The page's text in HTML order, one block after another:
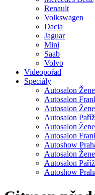
Renault
Volkswagen
Dacia
Jaguar
Mini
Saab
Volvo
Videopořad
Speciály
Autosalon
Autosalon
Autosalon
Autosalon
Autosalon
Autosalon
Autoshow
Autosalon
Autosalon
Autoshow